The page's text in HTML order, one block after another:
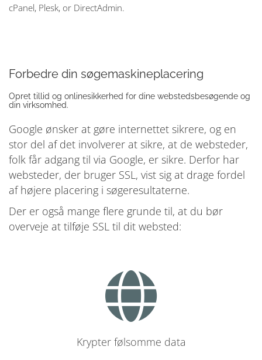
cPanel, Plesk, or DirectAdmin.
Forbedre din søgemaskineplacering
Opret tillid og onlinesikkerhed for dine webstedsbesøgende og
din virksomhed.
Google ønsker at gøre internettet sikrere, og en
stor del af det involverer at sikre, at de websteder,
folk får adgang til via Google, er sikre. Derfor har
websteder, der bruger SSL, vist sig at drage fordel
af højere placering i søgeresultaterne.
Der er også mange flere grunde til, at du bør
overveje at tilføje SSL til dit websted:
Krypter følsomme data